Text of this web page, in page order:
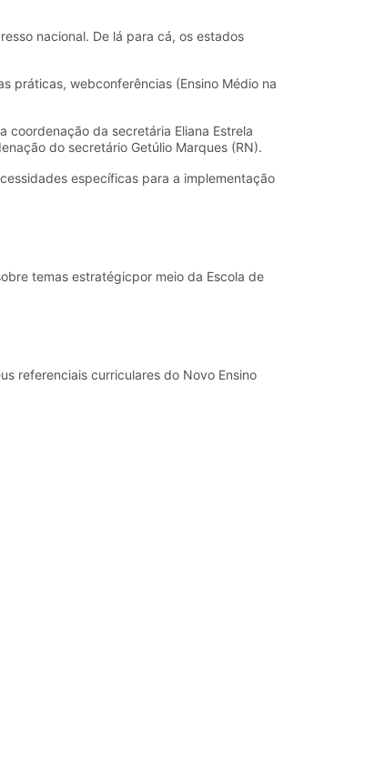
nacional. De lá para cá, os estados
práticas, webconferências (Ensino Médio na
coordenação da secretária Eliana Estrela
do secretário Getúlio Marques (RN).
específicas para a implementação
temas estratégicpor meio da Escola de
referenciais curriculares do Novo Ensino